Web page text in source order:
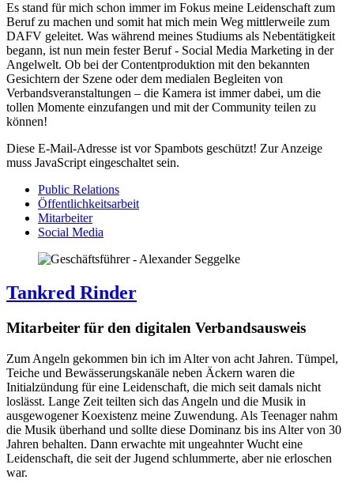
Es stand für mich schon immer im Fokus meine Leidenschaft zum
Beruf zu machen und somit hat mich mein Weg mittlerweile zum
DAFV geleitet. Was während meines Studiums als Nebentätigkeit
begann, ist nun mein fester Beruf - Social Media Marketing in der
Angelwelt. Ob bei der Contentproduktion mit den bekannten
Gesichtern der Szene oder dem medialen Begleiten von
Verbandsveranstaltungen – die Kamera ist immer dabei, um die
tollen Momente einzufangen und mit der Community teilen zu
können!
Diese E-Mail-Adresse ist vor Spambots geschützt! Zur Anzeige
muss JavaScript eingeschaltet sein.
Public Relations
Öffentlichkeitsarbeit
Mitarbeiter
Social Media
Tankred Rinder
Mitarbeiter für den digitalen Verbandsausweis
Zum Angeln gekommen bin ich im Alter von acht Jahren. Tümpel,
Teiche und Bewässerungskanäle neben Äckern waren die
Initialzündung für eine Leidenschaft, die mich seit damals nicht
loslässt. Lange Zeit teilten sich das Angeln und die Musik in
ausgewogener Koexistenz meine Zuwendung. Als Teenager nahm
die Musik überhand und sollte diese Dominanz bis ins Alter von 30
Jahren behalten. Dann erwachte mit ungeahnter Wucht eine
Leidenschaft, die seit der Jugend schlummerte, aber nie erloschen
war.